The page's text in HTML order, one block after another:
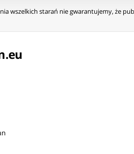
wszelkich starań nie gwarantujemy, że